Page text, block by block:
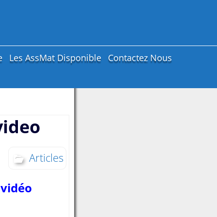
Les AssMat Disponible
Contactez Nous
Articles